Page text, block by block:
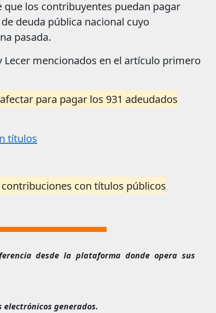
los contribuyentes puedan pagar
deuda pública nacional cuyo
pasada.
Lecer mencionados en el artículo primero
para pagar los 931 adeudados
con títulos públicos
desde la plataforma donde opera sus
electrónicos generados.